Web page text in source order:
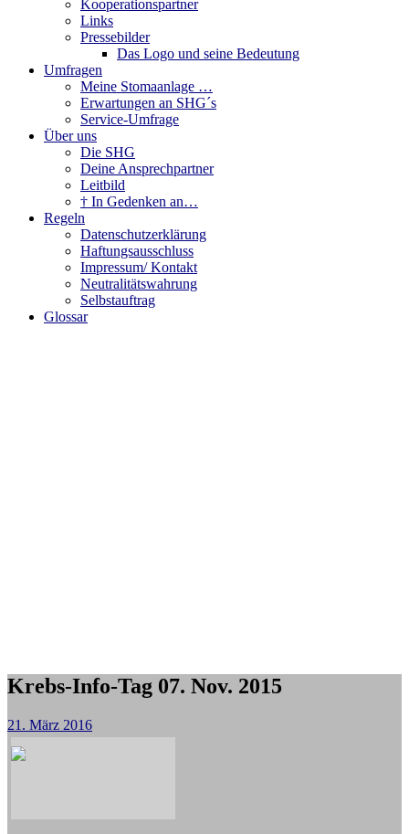
Kooperationspartner
Links
Pressebilder
Das Logo und seine Bedeutung
Umfragen
Meine Stomaanlage …
Erwartungen an SHG´s
Service-Umfrage
Über uns
Die SHG
Deine Ansprechpartner
Leitbild
† In Gedenken an…
Regeln
Datenschutzerklärung
Haftungsausschluss
Impressum/ Kontakt
Neutralitätswahrung
Selbstauftrag
Glossar
Krebs-Info-Tag 07. Nov. 2015
21. März 2016